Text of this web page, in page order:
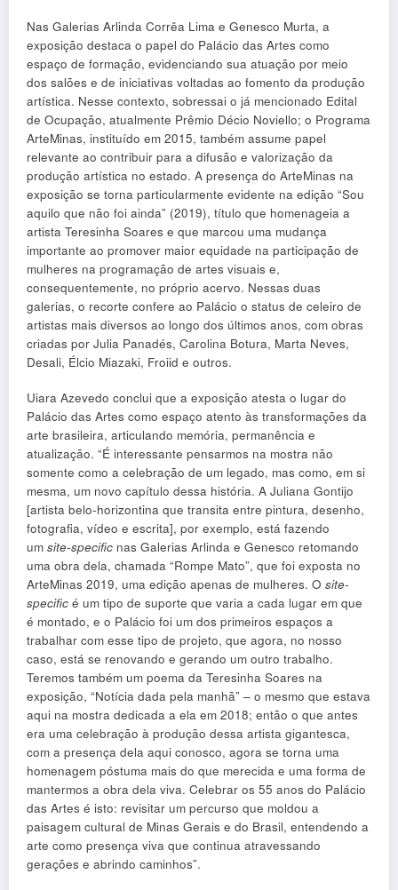
Nas Galerias Arlinda Corrêa Lima e Genesco Murta, a
exposição destaca o papel do Palácio das Artes como
espaço de formação, evidenciando sua atuação por meio
dos salões e de iniciativas voltadas ao fomento da produção
artística. Nesse contexto, sobressai o já mencionado Edital
de Ocupação, atualmente Prêmio Décio Noviello; o Programa
ArteMinas, instituído em 2015, também assume papel
relevante ao contribuir para a difusão e valorização da
produção artística no estado. A presença do ArteMinas na
exposição se torna particularmente evidente na edição “Sou
aquilo que não foi ainda” (2019), título que homenageia a
artista Teresinha Soares e que marcou uma mudança
importante ao promover maior equidade na participação de
mulheres na programação de artes visuais e,
consequentemente, no próprio acervo. Nessas duas
galerias, o recorte confere ao Palácio o status de celeiro de
artistas mais diversos ao longo dos últimos anos, com obras
criadas por Julia Panadés, Carolina Botura, Marta Neves,
Desali, Élcio Miazaki, Froiid e outros.
Uiara Azevedo conclui que a exposição atesta o lugar do
Palácio das Artes como espaço atento às transformações da
arte brasileira, articulando memória, permanência e
atualização. “É interessante pensarmos na mostra não
somente como a celebração de um legado, mas como, em si
mesma, um novo capítulo dessa história. A Juliana Gontijo
[artista belo-horizontina que transita entre pintura, desenho,
fotografia, vídeo e escrita], por exemplo, está fazendo
um site-specific nas Galerias Arlinda e Genesco retomando
uma obra dela, chamada “Rompe Mato”, que foi exposta no
ArteMinas 2019, uma edição apenas de mulheres. O site-
specific é um tipo de suporte que varia a cada lugar em que
é montado, e o Palácio foi um dos primeiros espaços a
trabalhar com esse tipo de projeto, que agora, no nosso
caso, está se renovando e gerando um outro trabalho.
Teremos também um poema da Teresinha Soares na
exposição, “Notícia dada pela manhã” – o mesmo que estava
aqui na mostra dedicada a ela em 2018; então o que antes
era uma celebração à produção dessa artista gigantesca,
com a presença dela aqui conosco, agora se torna uma
homenagem póstuma mais do que merecida e uma forma de
mantermos a obra dela viva. Celebrar os 55 anos do Palácio
das Artes é isto: revisitar um percurso que moldou a
paisagem cultural de Minas Gerais e do Brasil, entendendo a
arte como presença viva que continua atravessando
gerações e abrindo caminhos”.